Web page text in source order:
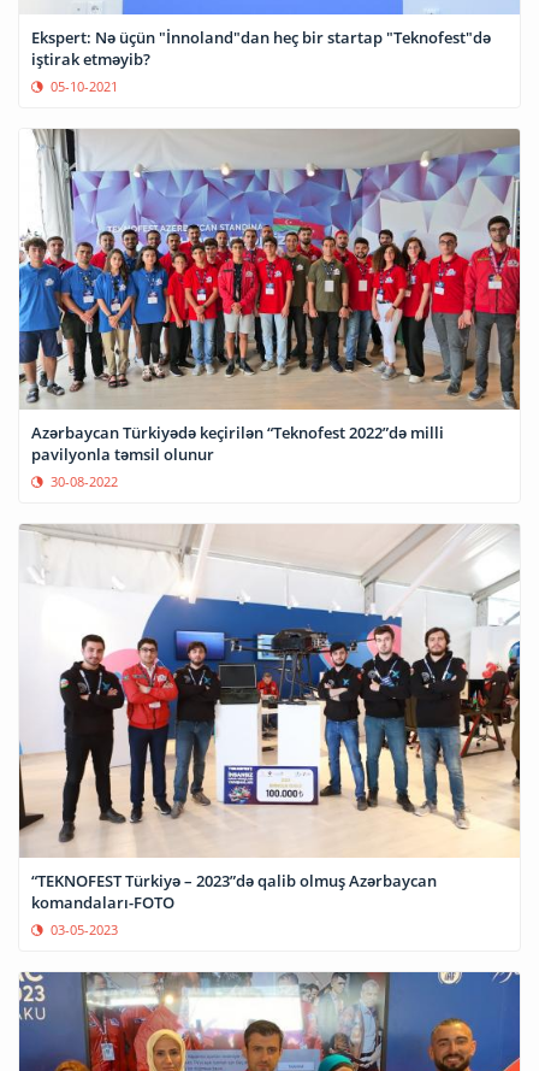
Ekspert: Nə üçün "İnnoland"dan heç bir startap "Teknofest"də
iştirak etməyib?
05-10-2021
Azərbaycan Türkiyədə keçirilən “Teknofest 2022”də milli
30-08-2022
“TEKNOFEST Türkiyə – 2023”də qalib olmuş Azərbaycan
komandaları-FOTO
03-05-2023